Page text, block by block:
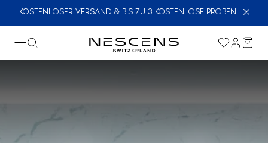
KOSTENLOSER VERSAND & BIS ZU 3 KOSTENLOSE PROBEN